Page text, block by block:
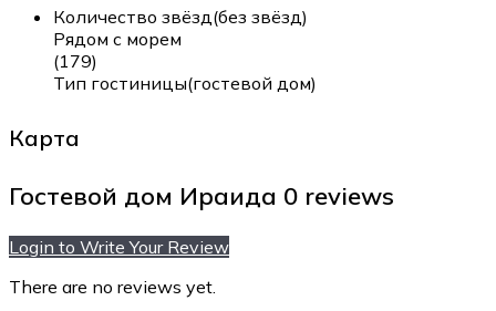
Количество звёзд(без звёзд)
Рядом с морем
(179)
Тип гостиницы(гостевой дом)
Карта
Гостевой дом Ираида 0 reviews
Login to Write Your Review
There are no reviews yet.